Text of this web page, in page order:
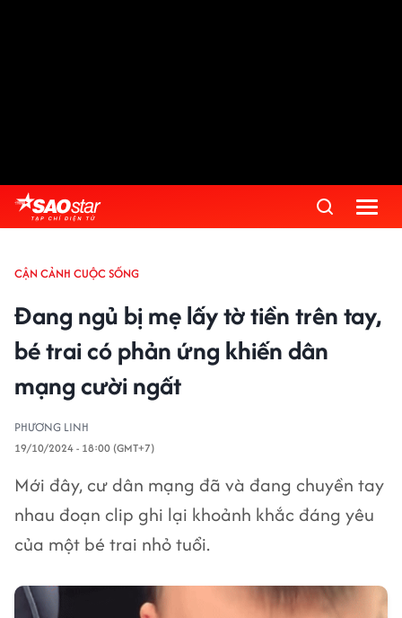
CẬN CẢNH CUỘC SỐNG
Đang ngủ bị mẹ lấy tờ tiền trên tay,
bé trai có phản ứng khiến dân
mạng cười ngất
PHƯƠNG LINH
19/10/2024 - 18:00 (GMT+7)
Mới đây, cư dân mạng đã và đang chuyền tay
nhau đoạn clip ghi lại khoảnh khắc đáng yêu
của một bé trai nhỏ tuổi.